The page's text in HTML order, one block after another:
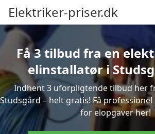
Elektriker-priser.dk
Få 3 tilbud fra en
elinstallatør i
Indhent 3 uforpligtende tilbud her
Studsgård – helt gratis! Få
for elopgaver her!